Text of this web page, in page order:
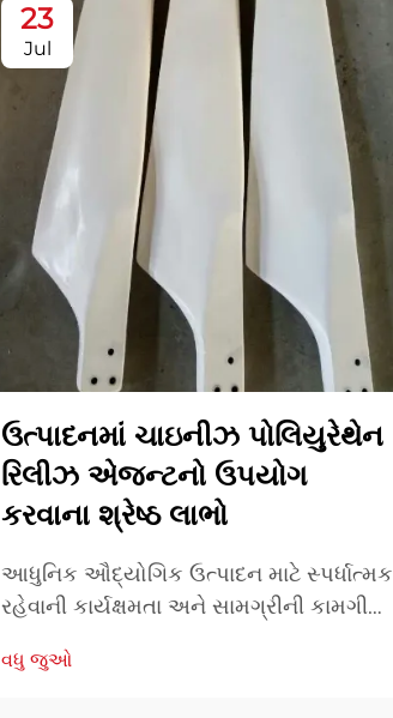
23
Jul
ઉત્પાદનમાં ચાઇનીઝ પોલિયુરેથેન
રિલીઝ એજન્ટનો ઉપયોગ
કરવાના શ્રેષ્ઠ લાભો
આધુનિક ઔદ્યોગિક ઉત્પાદન માટે સ્પર્ધાત્મક
રહેવાની કાર્યક્ષમતા અને સામગ્રીની કામગીરી
આપનારા એક આવશ્યક સાધન છે
વધુ જુઓ